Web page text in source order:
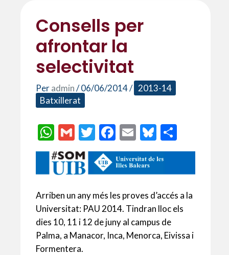
Consells per
afrontar la
selectivitat
Peradmin/06/06/2014/ 2013-14
Batxillerat
W
h
at
s
A
p
p
G
m
ai
l
T
w
itt
er
F
ac
e
b
o
o
k
E
m
ai
l
Bl
u
es
ky
o
p
ar
te
ix
Arriben un any més les proves d’accés a la
Universitat: PAU 2014. Tindran lloc els
dies 10, 11 i 12 de juny al campus de
Palma, a Manacor, Inca, Menorca, Eivissa i
Formentera.